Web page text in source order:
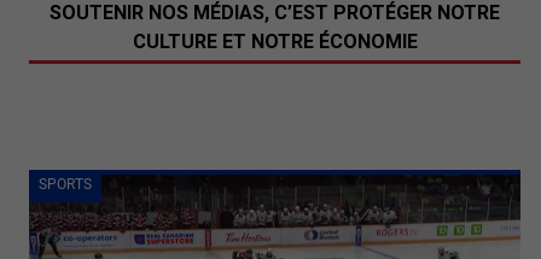
SPORTS
SOUTENIR NOS MÉDIAS, C’EST PROTÉGER NOTRE
CULTURE ET NOTRE ÉCONOMIE